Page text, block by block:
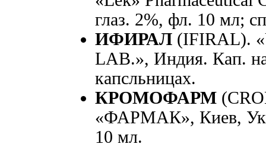
глаз. 2%, фл. 10 мл;
ИФИРАЛ (IFIRAL).
LAB.», Индия. Кап.
капcльницах.
КРОМОФАРМ
«ФАРМАК», Киев,
10 мл.